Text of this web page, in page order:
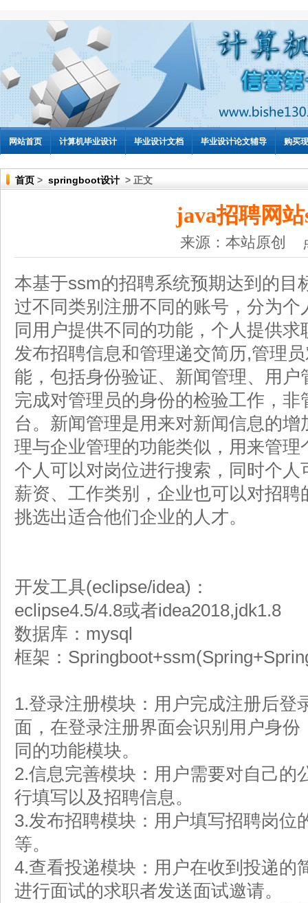
网站首页 计算机毕业设计 毕业设计文档 毕业设计论文辅导 购买
首页 > springboot设计 > 正文
java招聘网站
来源：本站原创
本基于ssm的招聘系统预期达到的目
过不同类别注册不同的账号，分为
同用户提供不同的功能，个人提供
发布招聘信息和管理递交简历,管理
能，包括身份验证、新闻管理、用
完成对管理员的身份的检验工作，
台。新闻管理是用来对新闻信息的
理与企业管理的功能类似，用来管
个人可以对岗位进行搜索，同时个
薪资、工作类别，企业也可以对招
挑选出适合他们企业的人才。
开发工具(eclipse/idea)：
eclipse4.5/4.8或者idea2018,jdk1.8
数据库：mysql
框架：
1.登录注册模块：用户完成注册后登
面，在登录注册界面会识别用户身
同的功能模块。
2.信息完善模块：用户需要对自己的
行填写以及招聘信息。
3.发布招聘模块：用户填写招聘岗位
等。
4.查看投递模块：用户在收到投递的
进行面试的求职者发送面试邀请。